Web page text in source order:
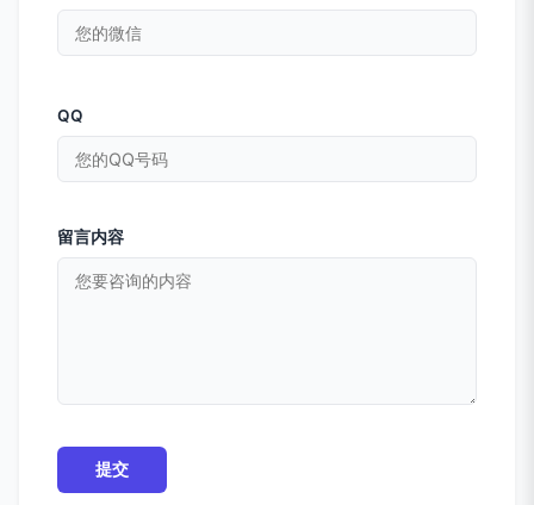
QQ
留言内容